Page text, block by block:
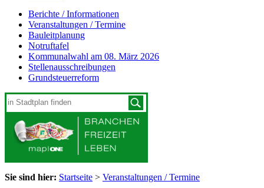
Berichte / Informationen
Veranstaltungen / Termine
Bauleitplanung
Notruftafel
Kommunalwahl am 08. März 2026
Stellenausschreibungen
Grundsteuerreform
Sie sind hier: Startseite > Veranstaltungen / Termine